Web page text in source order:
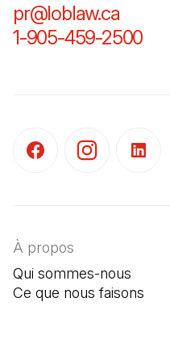
pr@loblaw.ca
1-905-459-2500
À propos
Qui sommes-nous
Ce que nous faisons